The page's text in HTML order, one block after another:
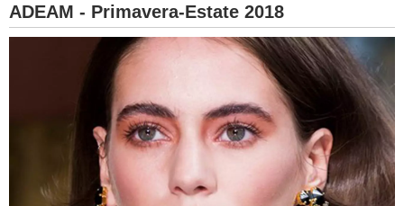
ADEAM - Primavera-Estate 2018